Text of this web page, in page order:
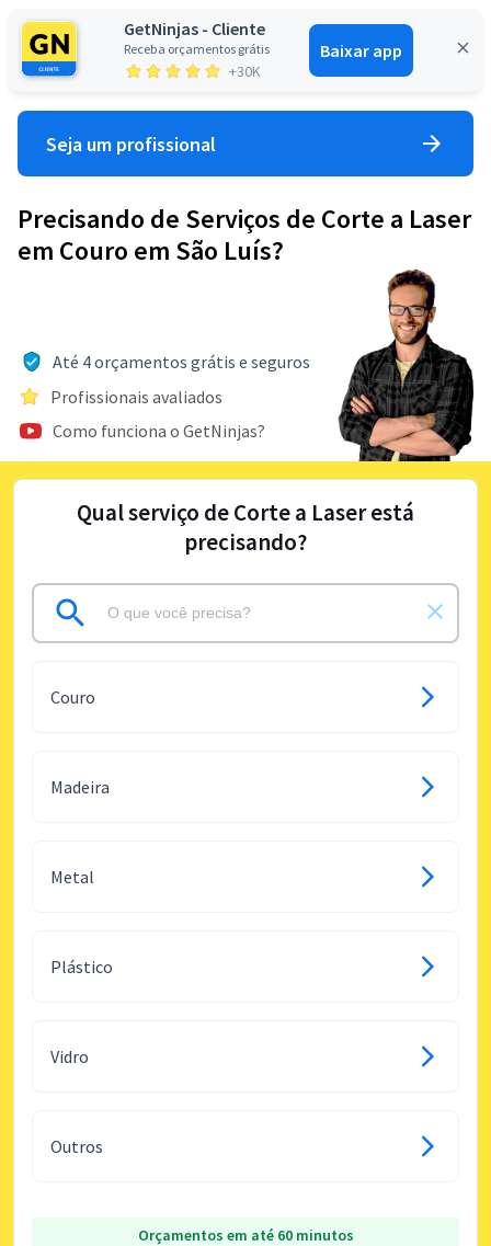
GetNinjas - Cliente
Receba orçamentos grátis
+30K
Baixar app
Entrar
Seja um profissional
Precisando de Serviços de Corte a Laser
em Couro em São Luís?
Até 4 orçamentos grátis e seguros
Profissionais avaliados
Como funciona o GetNinjas?
Qual serviço de Corte a Laser está
precisando?
Couro
Madeira
Metal
Plástico
Vidro
Outros
Orçamentos em até 60 minutos